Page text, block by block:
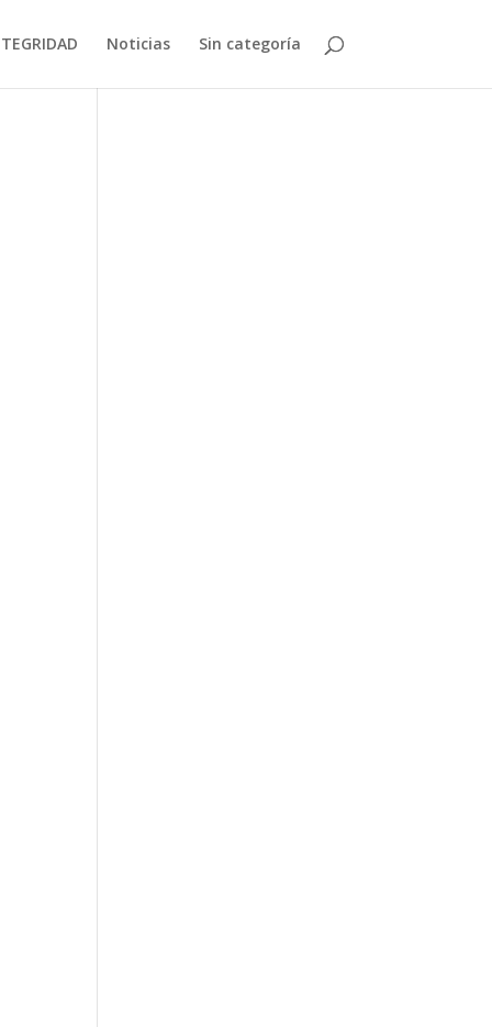
Noticias Sin categoría